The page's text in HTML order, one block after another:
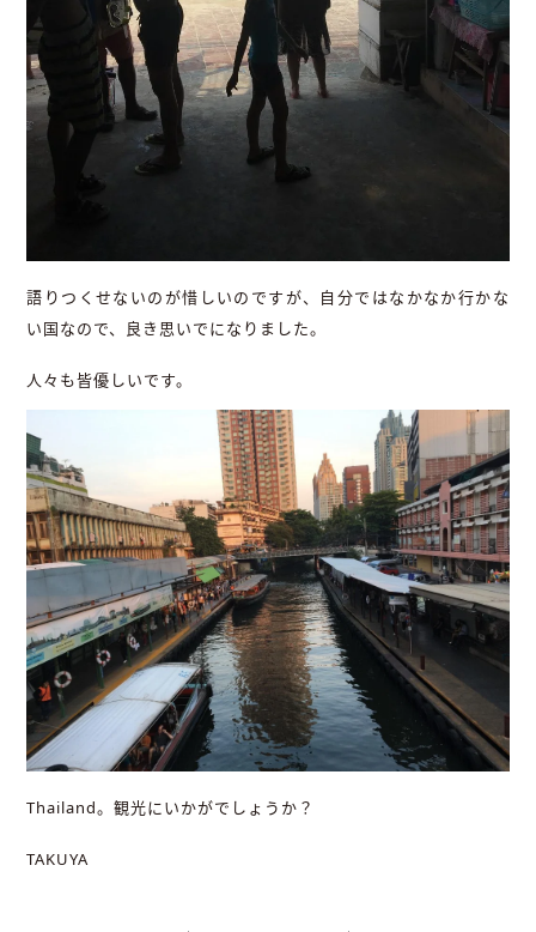
語りつくせないのが惜しいのですが、自分ではなかなか行かな
い国なので、良き思いでになりました。
人々も皆優しいです。
Thailand。観光にいかがでしょうか？
TAKUYA